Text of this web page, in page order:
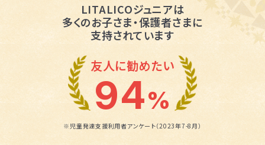
LITALICOジュニアは
多くのお子さま・保護者さまに
支持されています
友人に勧めたい
94%
※児童発達支援利用者アンケート（2023年7-8月）